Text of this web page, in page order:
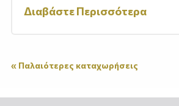
Διαβάστε Περισσότερα
« Παλαιότερες καταχωρήσεις